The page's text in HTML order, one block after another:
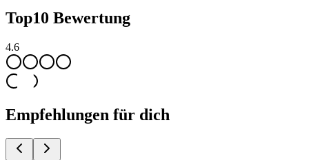
Top10 Bewertung
4.6
Empfehlungen für dich